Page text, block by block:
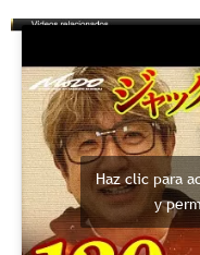
Haz clic para
y